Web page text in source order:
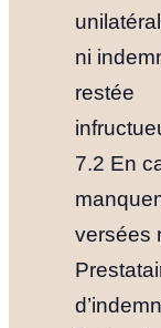
ni
restée
7.2 En
versées